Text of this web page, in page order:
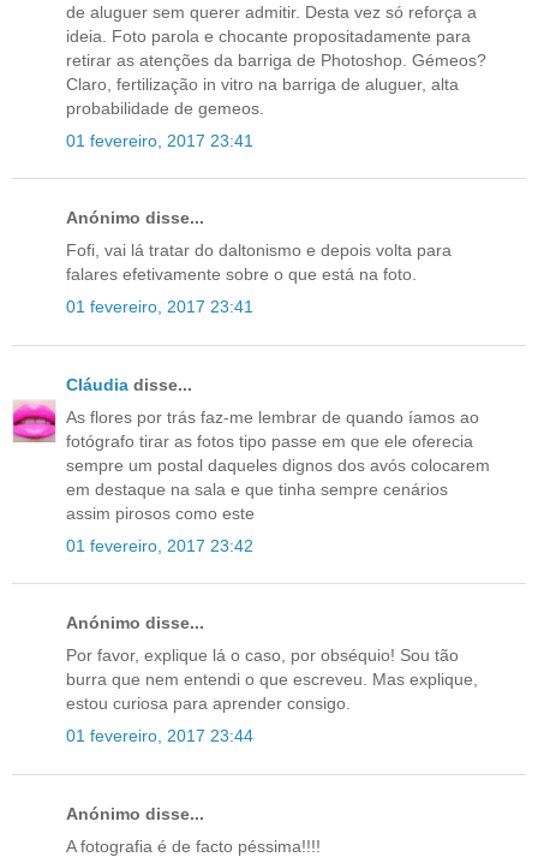
de aluguer sem querer admitir. Desta vez só reforça a
ideia. Foto parola e chocante propositadamente para
retirar as atenções da barriga de Photoshop. Gémeos?
Claro, fertilização in vitro na barriga de aluguer, alta
probabilidade de gemeos.
01 fevereiro, 2017 23:41
Anónimo disse...
Fofi, vai lá tratar do daltonismo e depois volta para
falares efetivamente sobre o que está na foto.
01 fevereiro, 2017 23:41
Cláudia disse...
As flores por trás faz-me lembrar de quando íamos ao
fotógrafo tirar as fotos tipo passe em que ele oferecia
sempre um postal daqueles dignos dos avós colocarem
em destaque na sala e que tinha sempre cenários
assim pirosos como este
01 fevereiro, 2017 23:42
Anónimo disse...
Por favor, explique lá o caso, por obséquio! Sou tão
burra que nem entendi o que escreveu. Mas explique,
estou curiosa para aprender consigo.
01 fevereiro, 2017 23:44
Anónimo disse...
A fotografia é de facto péssima!!!!